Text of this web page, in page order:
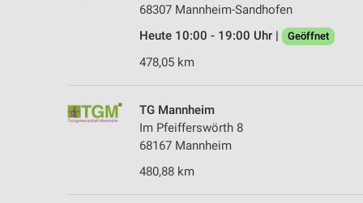
68307 Mannheim-Sandhofen
Heute 10:00 - 19:00 Uhr |
Geöffnet
478,05 km
TG Mannheim
Im Pfeifferswörth 8
68167 Mannheim
480,88 km
Verwendung genauer Standortdaten
Geräte anhand von aktiv angeforderten Informationen